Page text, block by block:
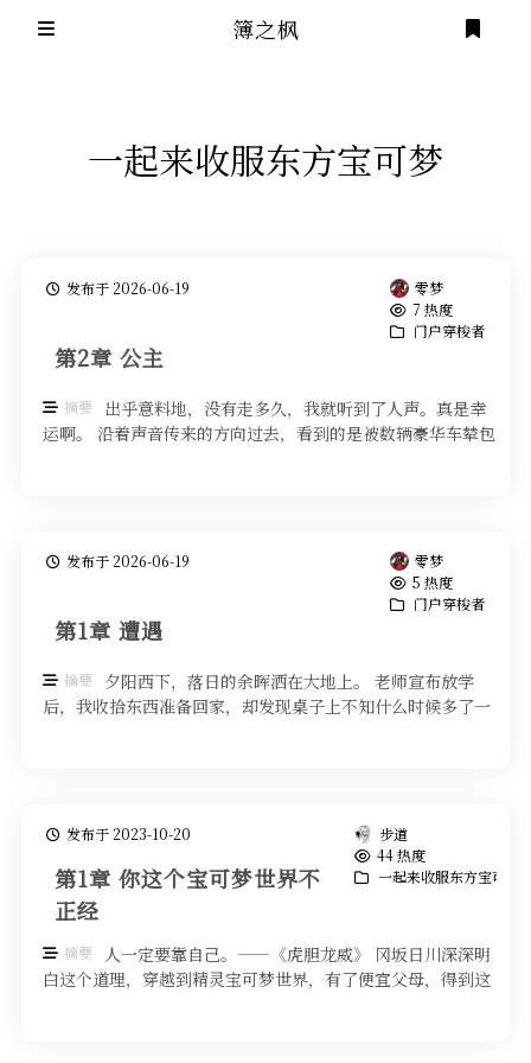
全部分类
建站
戲言
笔记
留言簿
友链
簿之枫
一起来收服东方宝可梦
发布于 2026-06-19
零梦
7 热度
门户穿梭者
第2章 公主
摘要
出乎意料地，没有走多久，我就听到了人声。真是幸
运啊。 沿着声音传来的方向过去，看到的是被数辆豪华车辇包
发布于 2026-06-19
零梦
5 热度
门户穿梭者
第1章 遭遇
摘要
夕阳西下，落日的余晖洒在大地上。 老师宣布放学
后，我收拾东西准备回家，却发现桌子上不知什么时候多了一
发布于 2023-10-20
步道
44 热度
一起来收服东方宝可梦
第1章 你这个宝可梦世界不
正经
摘要
人一定要靠自己。——《虎胆龙威》 冈坂日川深深明
白这个道理，穿越到精灵宝可梦世界，有了便宜父母，得到这